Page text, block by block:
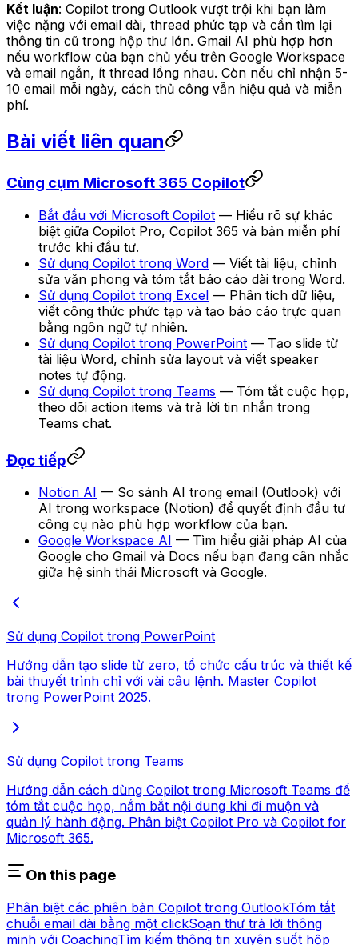
Kết luận: Copilot trong Outlook vượt trội khi bạn làm
việc nặng với email dài, thread phức tạp và cần tìm lại
thông tin cũ trong hộp thư lớn. Gmail AI phù hợp hơn
nếu workflow của bạn chủ yếu trên Google Workspace
và email ngắn, ít thread lồng nhau. Còn nếu chỉ nhận 5-
10 email mỗi ngày, cách thủ công vẫn hiệu quả và miễn
phí.
Bài viết liên quan
Cùng cụm Microsoft 365 Copilot
Bắt đầu với Microsoft Copilot — Hiểu rõ sự khác
biệt giữa Copilot Pro, Copilot 365 và bản miễn phí
trước khi đầu tư.
Sử dụng Copilot trong Word — Viết tài liệu, chỉnh
sửa văn phong và tóm tắt báo cáo dài trong Word.
Sử dụng Copilot trong Excel — Phân tích dữ liệu,
viết công thức phức tạp và tạo báo cáo trực quan
bằng ngôn ngữ tự nhiên.
Sử dụng Copilot trong PowerPoint — Tạo slide từ
tài liệu Word, chỉnh sửa layout và viết speaker
notes tự động.
Sử dụng Copilot trong Teams — Tóm tắt cuộc họp,
theo dõi action items và trả lời tin nhắn trong
Teams chat.
Đọc tiếp
Notion AI — So sánh AI trong email (Outlook) với
AI trong workspace (Notion) để quyết định đầu tư
công cụ nào phù hợp workflow của bạn.
Google Workspace AI — Tìm hiểu giải pháp AI của
Google cho Gmail và Docs nếu bạn đang cân nhắc
giữa hệ sinh thái Microsoft và Google.
Sử dụng Copilot trong PowerPoint
Hướng dẫn tạo slide từ zero, tổ chức cấu trúc và thiết kế
bài thuyết trình chỉ với vài câu lệnh. Master Copilot
trong PowerPoint 2025.
Sử dụng Copilot trong Teams
Hướng dẫn cách dùng Copilot trong Microsoft Teams để
tóm tắt cuộc họp, nắm bắt nội dung khi đi muộn và
quản lý hành động. Phân biệt Copilot Pro và Copilot for
Microsoft 365.
On this page
Phân biệt các phiên bản Copilot trong OutlookTóm tắt
chuỗi email dài bằng một clickSoạn thư trả lời thông
minh với CoachingTìm kiếm thông tin xuyên suốt hộp